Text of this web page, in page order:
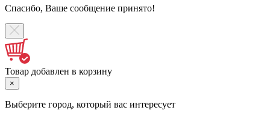
Спасибо, Ваше сообщение принято!
Товар добавлен в корзину
×
Выберите город, который вас интересует